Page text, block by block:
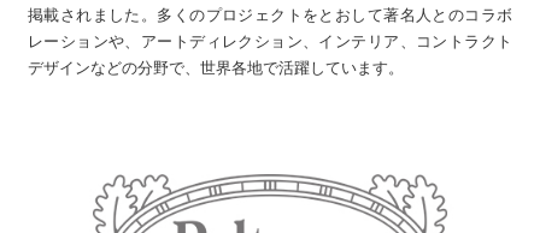
掲載されました。多くのプロジェクトをとおして著名人とのコラボ
レーションや、アートディレクション、インテリア、コントラクト
デザインなどの分野で、世界各地で活躍しています。